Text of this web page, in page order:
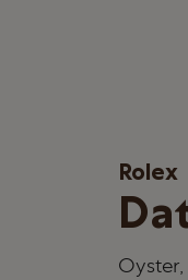
Rolex